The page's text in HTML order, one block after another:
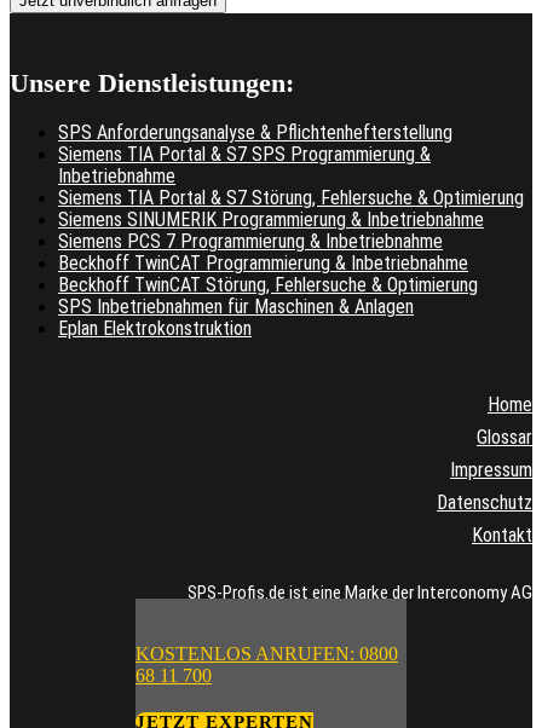
KOSTENLOS ANRUFEN: 0800
68 11 700
JETZT EXPERTEN
Unsere Dienstleistungen:
SPS Anforderungsanalyse & Pflichtenhefterstellung
Siemens TIA Portal & S7 SPS Programmierung &
Inbetriebnahme
Siemens TIA Portal & S7 Störung, Fehlersuche & Optimierung
Siemens SINUMERIK Programmierung & Inbetriebnahme
Siemens PCS 7 Programmierung & Inbetriebnahme
Beckhoff TwinCAT Programmierung & Inbetriebnahme
Beckhoff TwinCAT Störung, Fehlersuche & Optimierung
SPS Inbetriebnahmen für Maschinen & Anlagen
Eplan Elektrokonstruktion
Home
Glossar
Impressum
Datenschutz
Kontakt
SPS-Profis.de ist eine Marke der Interconomy AG